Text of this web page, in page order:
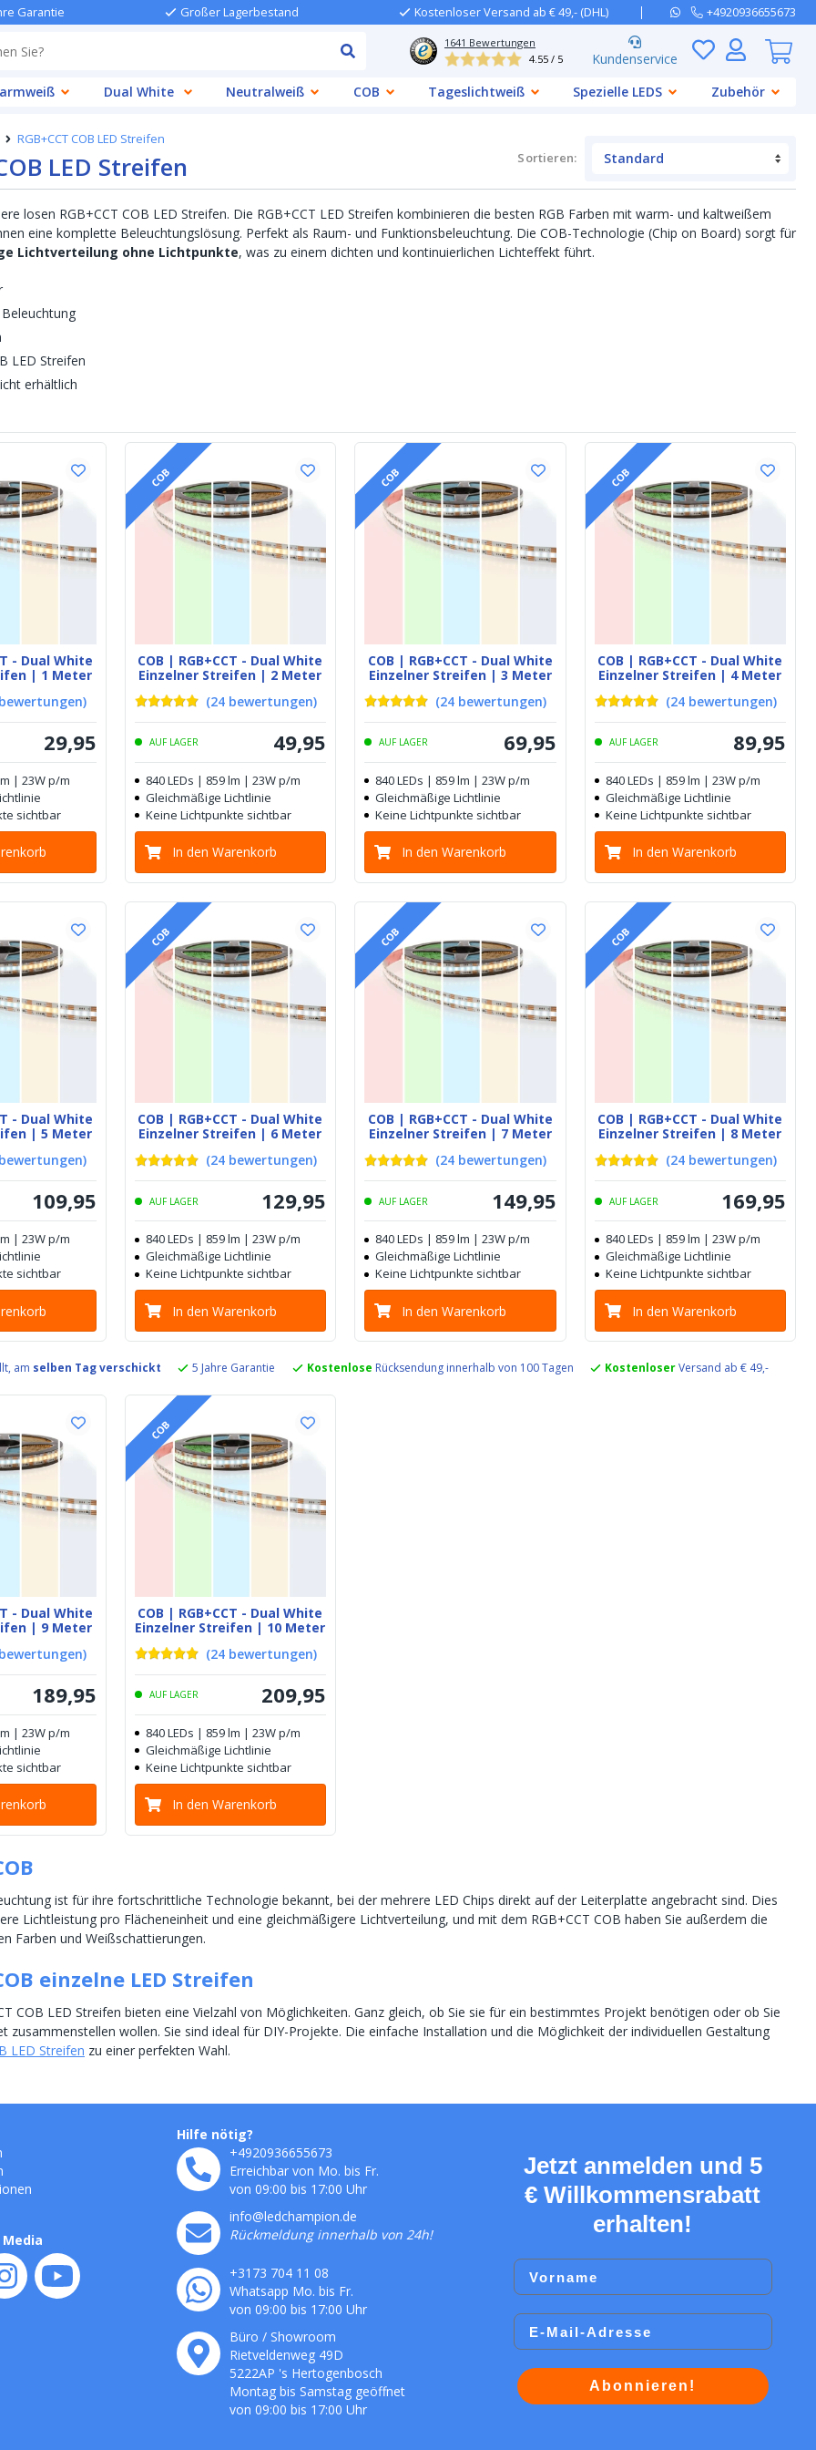
Garantie Großer Lagerbestand Kostenloser Versand ab € 49,- (DHL) +4920936655673
1641 Bewertungen
4.55 / 5
Kundenservice
Dual White Neutralweiß COB Tageslichtweiß Spezielle LEDS Zubehör
RGB+CCT COB LED Streifen
LED Streifen Sortieren:
losen RGB+CCT COB LED Streifen. Die RGB+CCT LED Streifen kombinieren die besten RGB Farben mit warm- und kaltweißem
eine komplette Beleuchtungslösung. Perfekt als Raum- und Funktionsbeleuchtung. Die COB-Technologie (Chip on Board) sorgt für
Lichtverteilung ohne Lichtpunkte, was zu einem dichten und kontinuierlichen Lichteffekt führt.
LED Streifen
erhältlich
- Dual White
| 1 Meter
bewertungen)
29,95
| 23W p/m
sichtbar
COB
COB | RGB+CCT - Dual White
Einzelner Streifen | 2 Meter
(24 bewertungen)
AUF LAGER 49,95
840 LEDs | 859 lm | 23W p/m
Gleichmäßige Lichtlinie
Keine Lichtpunkte sichtbar
In den Warenkorb
COB
COB | RGB+CCT - Dual White
Einzelner Streifen | 3 Meter
(24 bewertungen)
AUF LAGER 69,95
840 LEDs | 859 lm | 23W p/m
Gleichmäßige Lichtlinie
Keine Lichtpunkte sichtbar
In den Warenkorb
COB
COB | RGB+CCT - Dual White
Einzelner Streifen | 4 Meter
(24 bewertungen)
AUF LAGER 89,95
840 LEDs | 859 lm | 23W p/m
Gleichmäßige Lichtlinie
Keine Lichtpunkte sichtbar
In den Warenkorb
- Dual White
| 5 Meter
bewertungen)
109,95
| 23W p/m
sichtbar
COB
COB | RGB+CCT - Dual White
Einzelner Streifen | 6 Meter
(24 bewertungen)
AUF LAGER 129,95
840 LEDs | 859 lm | 23W p/m
Gleichmäßige Lichtlinie
Keine Lichtpunkte sichtbar
In den Warenkorb
COB
COB | RGB+CCT - Dual White
Einzelner Streifen | 7 Meter
(24 bewertungen)
AUF LAGER 149,95
840 LEDs | 859 lm | 23W p/m
Gleichmäßige Lichtlinie
Keine Lichtpunkte sichtbar
In den Warenkorb
COB
COB | RGB+CCT - Dual White
Einzelner Streifen | 8 Meter
(24 bewertungen)
AUF LAGER 169,95
840 LEDs | 859 lm | 23W p/m
Gleichmäßige Lichtlinie
Keine Lichtpunkte sichtbar
In den Warenkorb
am selben Tag verschickt 5 Jahre Garantie Kostenlose Rücksendung innerhalb von 100 Tagen KostenloserVersand ab € 49,-
- Dual White
| 9 Meter
bewertungen)
189,95
| 23W p/m
sichtbar
COB
COB | RGB+CCT - Dual White
Einzelner Streifen | 10 Meter
(24 bewertungen)
AUF LAGER 209,95
840 LEDs | 859 lm | 23W p/m
Gleichmäßige Lichtlinie
Keine Lichtpunkte sichtbar
In den Warenkorb
ist für ihre fortschrittliche Technologie bekannt, bei der mehrere LED Chips direkt auf der Leiterplatte angebracht sind. Dies
Lichtleistung pro Flächeneinheit und eine gleichmäßigere Lichtverteilung, und mit dem RGB+CCT COB haben Sie außerdem die
Farben und Weißschattierungen.
einzelne LED Streifen
COB LED Streifen bieten eine Vielzahl von Möglichkeiten. Ganz gleich, ob Sie sie für ein bestimmtes Projekt benötigen oder ob Sie
zusammenstellen wollen. Sie sind ideal für DIY-Projekte. Die einfache Installation und die Möglichkeit der individuellen Gestaltung
LED Streifen zu einer perfekten Wahl.
Hilfe nötig?
+4920936655673
Erreichbar von Mo. bis Fr.
von 09:00 bis 17:00 Uhr
info@ledchampion.de
Rückmeldung innerhalb von 24h!
+3173 704 11 08
Whatsapp Mo. bis Fr.
von 09:00 bis 17:00 Uhr
Büro / Showroom
Rietveldenweg 49D
5222AP 's Hertogenbosch
Montag bis Samstag geöffnet
von 09:00 bis 17:00 Uhr
Jetzt anmelden und 5
€ Willkommensrabatt
erhalten!
Vorname
Email
Abonnieren!